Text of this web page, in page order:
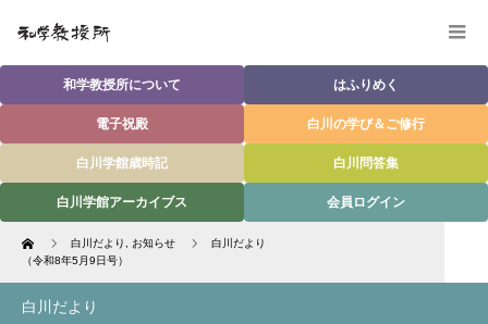
和学教授所について はふりめく
電子祝殿 白川の学び＆ご修行
白川学館歳時記 白川問答集
白川学館アーカイブス 会員ログイン
Home 白川だより お知らせ
白川だより
（令和8年5月9日号）
白川だより